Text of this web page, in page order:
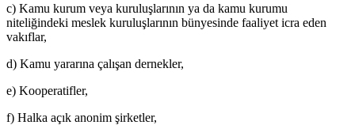
c) Kamu kurum veya kuruluşlarının ya da kamu kurumu
niteliğindeki meslek kuruluşlarının bünyesinde faaliyet icra eden
vakıflar,
d) Kamu yararına çalışan dernekler,
e) Kooperatifler,
f) Halka açık anonim şirketler,